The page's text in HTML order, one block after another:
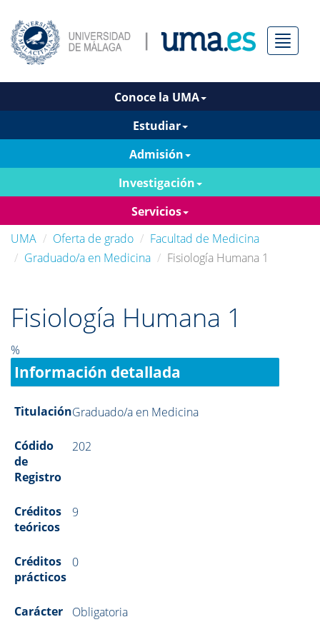
Menú
Conoce la UMA
Estudiar
Admisión
Investigación
Servicios
UMA
Oferta de grado
Facultad de Medicina
Graduado/a en Medicina
Fisiología Humana 1
Fisiología Humana 1
%
Información detallada
TitulaciónGraduado/a en Medicina
Códido
de
Registro
202
Créditos
teóricos
9
Créditos
prácticos
0
Carácter Obligatoria